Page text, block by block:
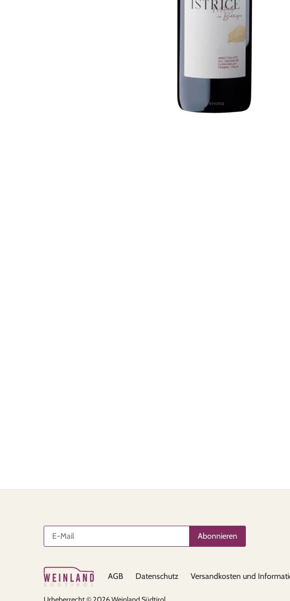
AGB Datenschutz Versandkosten und